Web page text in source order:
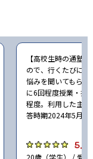
【高校生時の通塾
ので、行くたびに
悩みを聞いてもら
に6回程度授業・指
程度。利用した主
答時期2024年5月）
5.0
20歳（学生） / 愛知